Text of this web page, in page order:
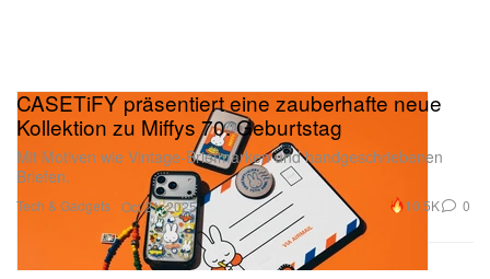
Tech & Gadgets
CASETiFY präsentiert eine zauberhafte neue
Kollektion zu Miffys 70. Geburtstag
Mit Motiven wie Vintage-Briefmarken und handgeschriebenen
Briefen.
Oct 21, 2025 10.5K 0